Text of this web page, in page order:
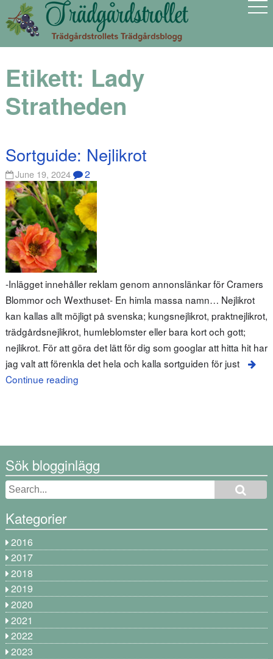
Etikett: Lady
Stratheden
Sortguide: Nejlikrot
June 19, 2024 2
-Inlägget innehåller reklam genom annonslänkar för Cramers
Blommor och Wexthuset- En himla massa namn… Nejlikrot
kan kallas allt möjligt på svenska; kungsnejlikrot, praktnejlikrot,
trädgårdsnejlikrot, humleblomster eller bara kort och gott;
nejlikrot. För att göra det lätt för dig som googlar att hitta hit har
jag valt att förenkla det hela och kalla sortguiden för just
Continue reading
Sök blogginlägg
Kategorier
2016
2017
2018
2019
2020
2021
2022
2023